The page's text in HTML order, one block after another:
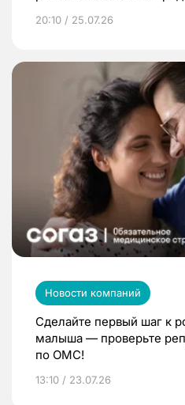
20:10 / 25.07.26
Новости компаний
Сделайте первый шаг к
малыша — проверьте
по ОМС!
13:10 / 23.07.26